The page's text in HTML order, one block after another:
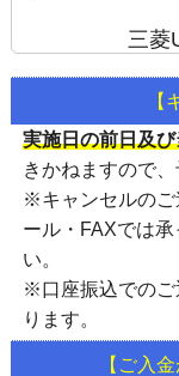
三菱
【
実施日の前日及
きかねますので、
※キャンセルのご
ール・FAXでは
い。
※口座振込でのご
ります。
【ご入